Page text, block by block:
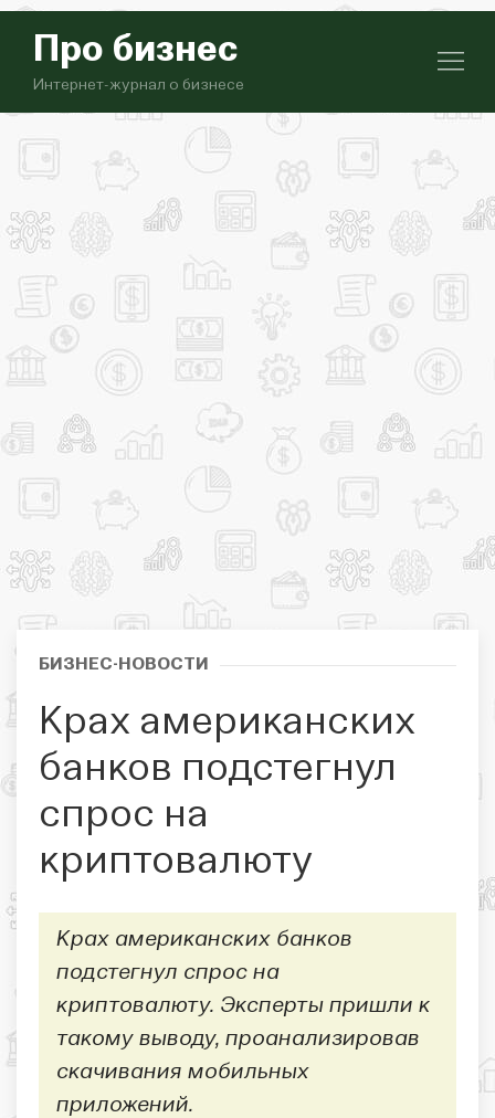
Про бизнес
Интернет-журнал о бизнесе
БИЗНЕС-НОВОСТИ
Крах американских
банков подстегнул
спрос на
криптовалюту
Крах американских банков
подстегнул спрос на
криптовалюту. Эксперты пришли к
такому выводу, проанализировав
скачивания мобильных
приложений.